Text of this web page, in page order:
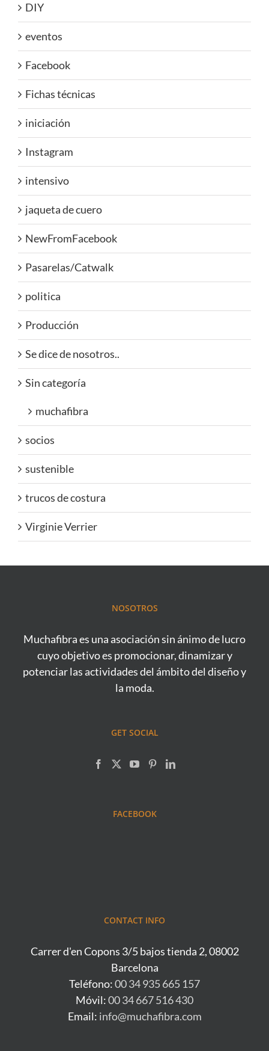
DIY
eventos
Facebook
Fichas técnicas
iniciación
Instagram
intensivo
jaqueta de cuero
NewFromFacebook
Pasarelas/Catwalk
politica
Producción
Se dice de nosotros..
Sin categoría
muchafibra
socios
sustenible
trucos de costura
Virginie Verrier
NOSOTROS
Muchafibra es una asociación sin ánimo de lucro
cuyo objetivo es promocionar, dinamizar y
potenciar las actividades del ámbito del diseño y
la moda.
GET SOCIAL
FACEBOOK
CONTACT INFO
Carrer d'en Copons 3/5 bajos tienda 2, 08002
Barcelona
Teléfono:00 34 935 665 157
Móvil:00 34 667 516 430
Email: info@muchafibra.com